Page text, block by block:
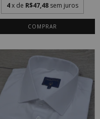
4 x de R$47,48 sem juros
COMPRAR